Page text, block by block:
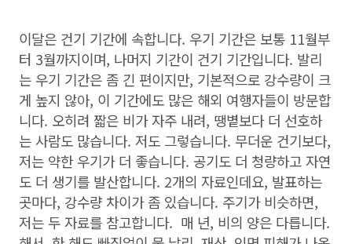
이달은 건기 기간에 속합니다. 우기 기간은 보통 11월부
터 3월까지이며, 나머지 기간이 건기 기간입니다. 발리
는 우기 기간은 좀 긴 편이지만, 기본적으로 강수량이 크
게 높지 않아, 이 기간에도 많은 해외 여행자들이 방문합
니다. 오히려 짧은 비가 자주 내려, 땡볕보다 더 선호하
는 사람도 많습니다. 저도 그렇습니다. 무더운 건기보다,
저는 약한 우기가 더 좋습니다. 공기도 더 청량하고 자연
도 더 생기를 발산합니다. 2개의 자료인데요, 발표하는
곳마다, 강수량 차이가 좀 있습니다. 주기가 비슷하면,
저는 두 자료를 참고합니다. 매 년, 비의 양은 다릅니다.